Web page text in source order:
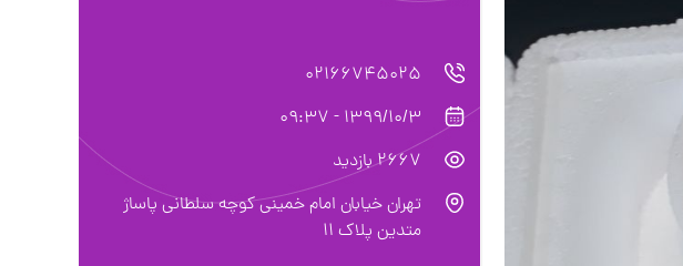
02166745025
1399/10/3 - 09:37
2667 بازدید
تهران خیابان امام خمینی کوچه سلطانی پاساژ
متدین پلاک ۱۱